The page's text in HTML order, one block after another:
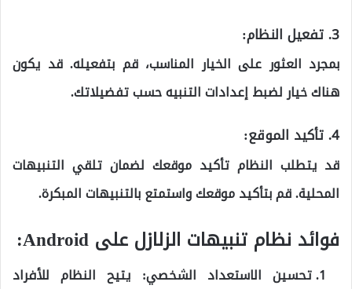
3. تفعيل النظام:
بمجرد العثور على الخيار المناسب، قم بتفعيله. قد يكون
هناك خيار لضبط إعدادات التنبيه حسب تفضيلاتك.
4. تأكيد الموقع:
قد يتطلب النظام تأكيد موقعك لضمان تلقي التنبيهات
المحلية. قم بتأكيد موقعك واستمتع بالتنبيهات المبكرة.
فوائد نظام تنبيهات الزلازل على Android:
تحسين الاستعداد الشخصي: يتيح النظام للأفراد